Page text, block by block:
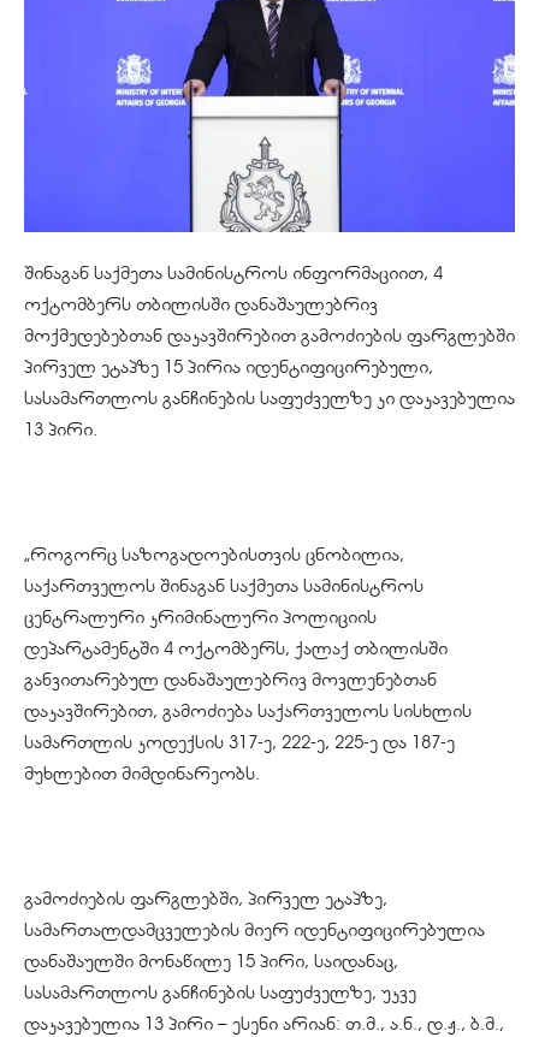
შინაგან საქმეთა სამინისტროს ინფორმაციით, 4
ოქტომბერს თბილისში დანაშაულებრივ
მოქმედებებთან დაკავშირებით გამოძიების ფარგლებში
პირველ ეტაპზე 15 პირია იდენტიფიცირებული,
სასამართლოს განჩინების საფუძველზე კი დაკავებულია
13 პირი.
„როგორც საზოგადოებისთვის ცნობილია,
საქართველოს შინაგან საქმეთა სამინისტროს
ცენტრალური კრიმინალური პოლიციის
დეპარტამენტში 4 ოქტომბერს, ქალაქ თბილისში
განვითარებულ დანაშაულებრივ მოვლენებთან
დაკავშირებით, გამოძიება საქართველოს სისხლის
სამართლის კოდექსის 317-ე, 222-ე, 225-ე და 187-ე
მუხლებით მიმდინარეობს.
გამოძიების ფარგლებში, პირველ ეტაპზე,
სამართალდამცველების მიერ იდენტიფიცირებულია
დანაშაულში მონაწილე 15 პირი, საიდანაც,
სასამართლოს განჩინების საფუძველზე, უკვე
დაკავებულია 13 პირი – ესენი არიან: თ.მ., ა.ნ., დ.ჟ., ბ.მ.,